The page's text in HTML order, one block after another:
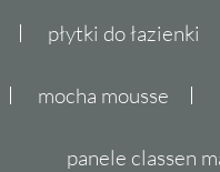
płytki do łazienki
mocha mousse
panele classen